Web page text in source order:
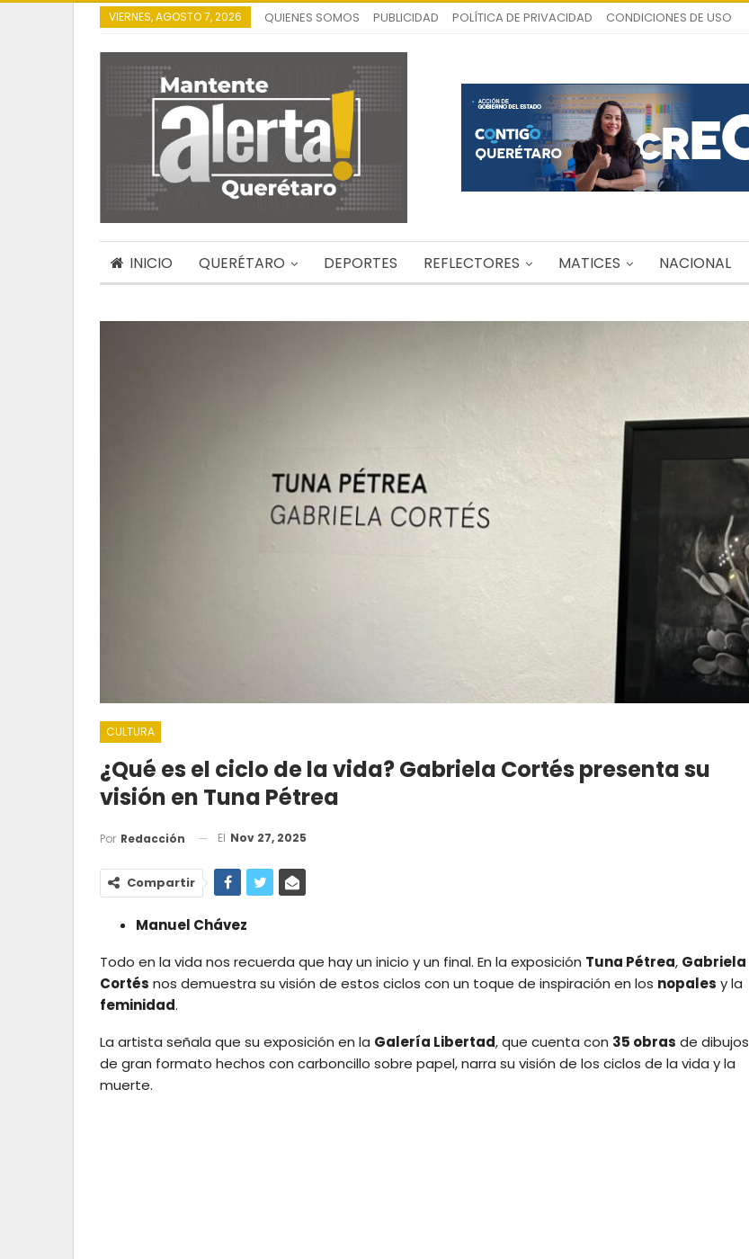
VIERNES, AGOSTO 7, 2026 QUIENES SOMOS PUBLICIDAD POLÍTICA DE PRIVACIDAD CONDICIONES DE USO
INICIO QUERÉTARO DEPORTES REFLECTORES MATICES NACIONAL
CULTURA
¿Qué es el ciclo de la vida? Gabriela Cortés presenta su
visión en Tuna Pétrea
Por Redacción El Nov 27, 2025
Compartir
Manuel Chávez
Todo en la vida nos recuerda que hay un inicio y un final. En la exposición Tuna Pétrea, Gabriela
Cortés nos demuestra su visión de estos ciclos con un toque de inspiración en los nopales y la
feminidad.
La artista señala que su exposición en la Galería Libertad, que cuenta con 35 obras de dibujos
de gran formato hechos con carboncillo sobre papel, narra su visión de los ciclos de la vida y la
muerte.